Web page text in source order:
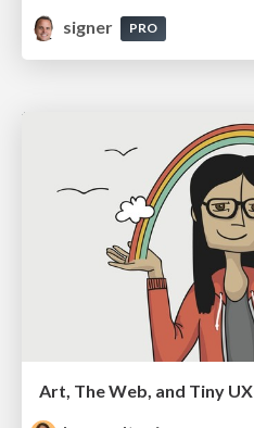
signer
PRO
Art, The Web, and Tiny UX